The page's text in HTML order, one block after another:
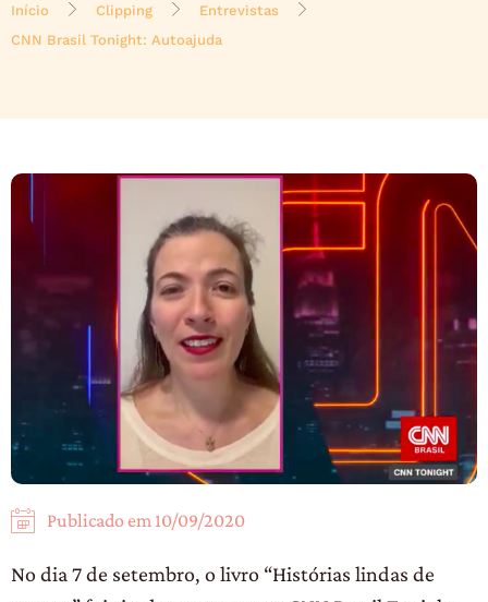
Início Clipping
Entrevistas
CNN Brasil Tonight: Autoajuda
Publicado em 10/09/2020
No dia 7 de setembro, o livro “Histórias lindas de